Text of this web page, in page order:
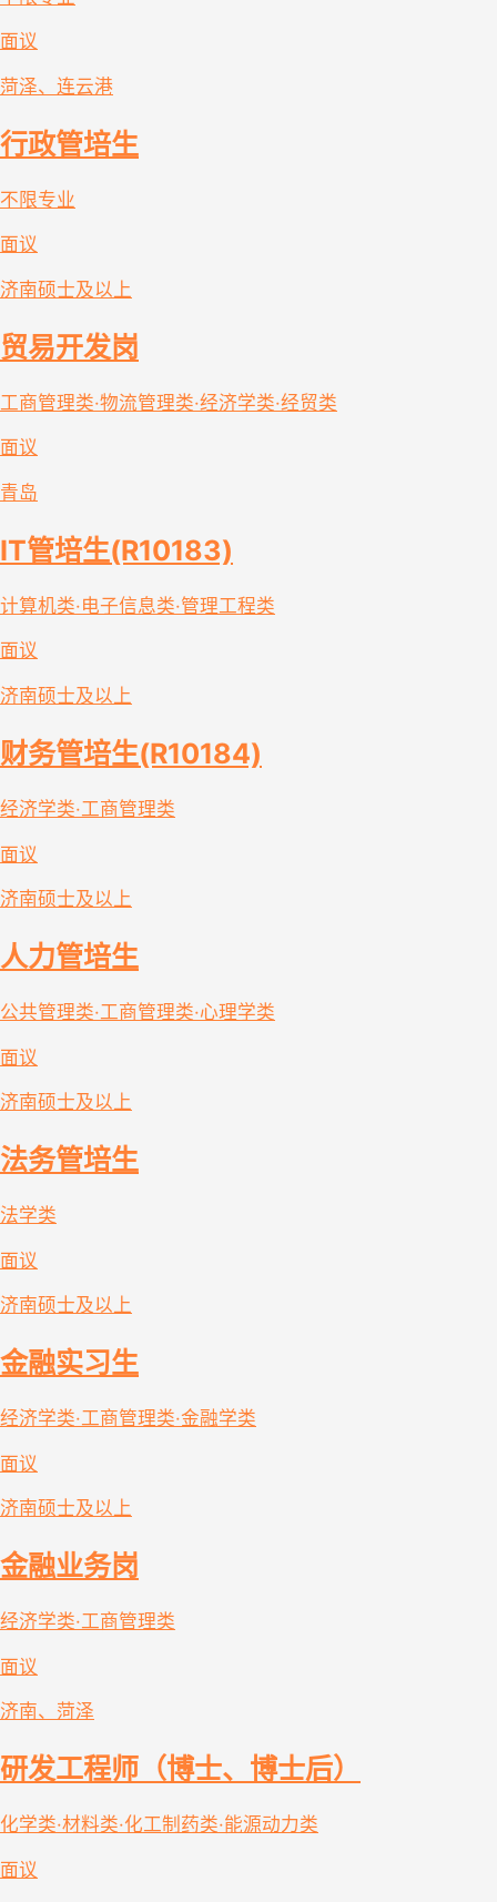
面议
菏泽、连云港
行政管培生
不限专业
面议
济南硕士及以上
贸易开发岗
工商管理类·物流管理类·经济学类·经贸类
面议
青岛
IT管培生(R10183)
计算机类·电子信息类·管理工程类
面议
济南硕士及以上
财务管培生(R10184)
经济学类·工商管理类
面议
济南硕士及以上
人力管培生
公共管理类·工商管理类·心理学类
面议
济南硕士及以上
法务管培生
法学类
面议
济南硕士及以上
金融实习生
经济学类·工商管理类·金融学类
面议
济南硕士及以上
金融业务岗
经济学类·工商管理类
面议
济南、菏泽
研发工程师（博士、博士后）
化学类·材料类·化工制药类·能源动力类
面议